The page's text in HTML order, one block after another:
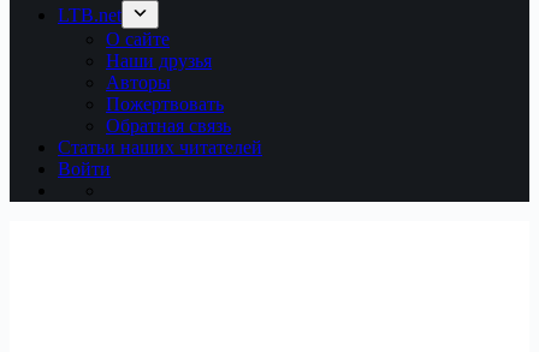
LTB.net
О сайте
Наши друзья
Авторы
Пожертвовать
Обратная связь
Статьи наших читателей
Войти